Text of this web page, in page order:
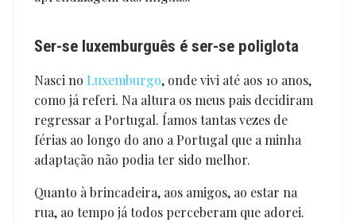
Ser-se luxemburguês é ser-se poliglota
Nasci no Luxemburgo, onde vivi até aos 10 anos,
como já referi. Na altura os meus pais decidiram
regressar a Portugal. Íamos tantas vezes de
férias ao longo do ano a Portugal que a minha
adaptação não podia ter sido melhor.
Quanto à brincadeira, aos amigos, ao estar na
rua, ao tempo já todos perceberam que adorei.